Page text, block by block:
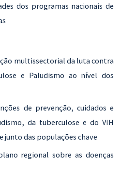
dos programas nacionais de
multissectorial da luta contra
e Paludismo ao nível dos
de prevenção, cuidados e
da tuberculose e do VIH
das populações chave
regional sobre as doenças